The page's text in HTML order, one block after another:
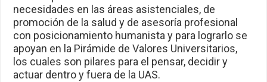
necesidades en las áreas asistenciales, de
promoción de la salud y de asesoría profesional
con posicionamiento humanista y para lograrlo se
apoyan en la Pirámide de Valores Universitarios,
los cuales son pilares para el pensar, decidir y
actuar dentro y fuera de la UAS.